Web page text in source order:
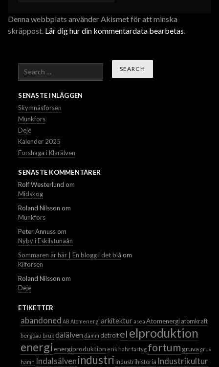
Denna webbplats använder Akismet för att minska
skräppost. Lär dig hur din kommentardata bearbetas
Search
SENASTE INLÄGGEN
Skymnäsforsen
Munkfors
Deje
Kalender 2025
Forshaga i Klarälven
SENASTE KOMMENTARER
Rolf Westerlund om
Midskog
Roland Nilsson om
Munkfors
Peter Annussom
Nyby i Eskilstunaån
Sommaren är här | En blogg i det blå om
Kilforsen
Roland Nilsson om
Deje
ETIKETTER
abandoned AB Atomenergi arkitekturasea Atomenergi atomkraft
bergbau bruk dalälven damm detroitel elproduktion
energienergiproduktion erik hahrfartyg fortum gruva gruvor
hamn Indalsälven industri industrihistoria Industrikultur